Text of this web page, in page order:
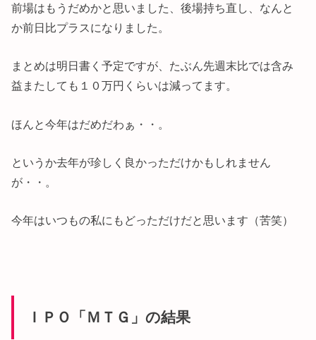
前場はもうだめかと思いました、後場持ち直し、なんと
か前日比プラスになりました。
まとめは明日書く予定ですが、たぶん先週末比では含み
益またしても１０万円くらいは減ってます。
ほんと今年はだめだわぁ・・。
というか去年が珍しく良かっただけかもしれません
が・・。
今年はいつもの私にもどっただけだと思います（苦笑）
ＩＰＯ「ＭＴＧ」の結果